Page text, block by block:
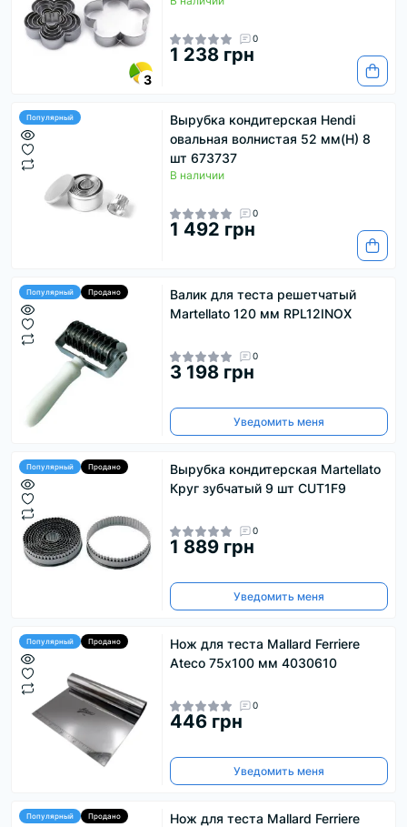
3
0
1 238 грн
Популярный
Вырубка кондитерская Hendi
овальная волнистая 52 мм(H) 8
шт 673737
В наличии
0
1 492 грн
Популярный Продано
Валик для теста решетчатый
Martellato 120 мм RPL12INOX
0
3 198 грн
Уведомить меня
Популярный Продано
Вырубка кондитерская Martellato
Круг зубчатый 9 шт CUT1F9
0
1 889 грн
Уведомить меня
Популярный Продано
Нож для теста Mallard Ferriere
Ateco 75х100 мм 4030610
0
446 грн
Уведомить меня
Популярный Продано
Нож для теста Mallard Ferriere